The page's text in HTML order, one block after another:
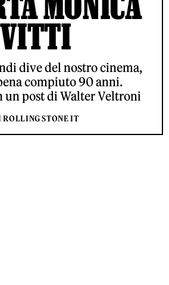
VITTI
dive del nostro cinema,
compiuto 90 anni.
un post di Walter Veltroni
ROLLING STONE IT